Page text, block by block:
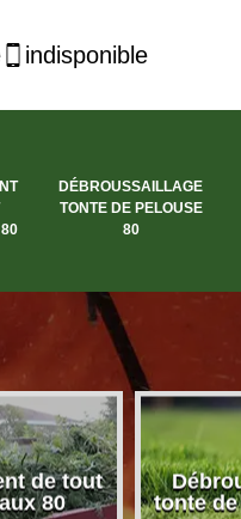
indisponible
DÉBROUSSAILLAGE
TONTE DE PELOUSE
80
de tout
80
tonte